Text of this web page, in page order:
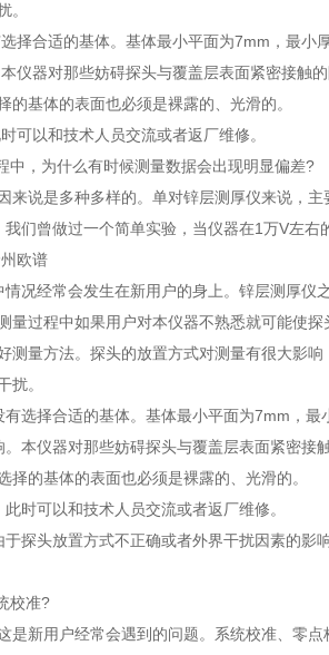
。
择合适的基体。基体最小平面为7mm，最小
仪器对那些妨碍探头与覆盖层表面紧密接触
的基体的表面也必须是裸露的、光滑的。
可以和技术人员交流或者返厂维修。
中，为什么有时候测量数据会出现明显偏差?
来说是多种多样的。单对锌层测厚仪来说，主
我们曾做过一个简单实验，当仪器在1万V左
欧谱
情况经常会发生在新用户的身上。锌层测厚
量过程中如果用户对本仪器不熟悉就可能使
测量方法。探头的放置方式对测量有很大影
扰。
有选择合适的基体。基体最小平面为7mm，
。本仪器对那些妨碍探头与覆盖层表面紧密
择的基体的表面也必须是裸露的、光滑的。
此时可以和技术人员交流或者返厂维修。
于探头放置方式不正确或者外界干扰因素的
校准?
是新用户经常会遇到的问题。系统校准、零